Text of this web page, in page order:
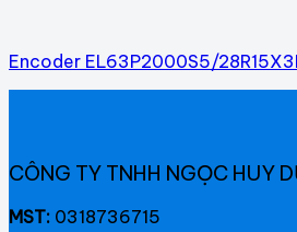
Encoder EL63P2000S5/
CÔNG TY TNHH NGỌC HUY
MST: 0318736715